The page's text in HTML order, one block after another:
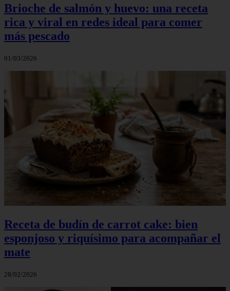
Brioche de salmón y huevo: una receta
rica y viral en redes ideal para comer
más pescado
01/03/2026
Receta de budín de carrot cake: bien
esponjoso y riquísimo para acompañar el
mate
28/02/2026